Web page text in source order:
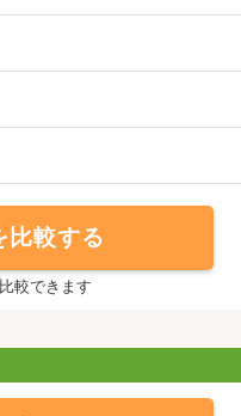
比較する
較できます